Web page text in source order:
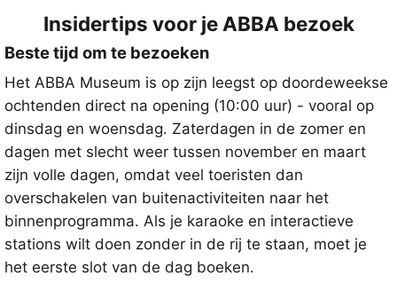
Insidertips voor je ABBA bezoek
Beste tijd om te bezoeken
Het ABBA Museum is op zijn leegst op doordeweekse
ochtenden direct na opening (10:00 uur) - vooral op
dinsdag en woensdag. Zaterdagen in de zomer en
dagen met slecht weer tussen november en maart
zijn volle dagen, omdat veel toeristen dan
overschakelen van buitenactiviteiten naar het
binnenprogramma. Als je karaoke en interactieve
stations wilt doen zonder in de rij te staan, moet je
het eerste slot van de dag boeken.